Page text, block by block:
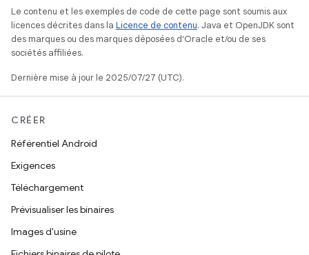
Le contenu et les exemples de code de cette page sont soumis aux
licences décrites dans la Licence de contenu. Java et OpenJDK sont
des marques ou des marques déposées d'Oracle et/ou de ses
sociétés affiliées.
Dernière mise à jour le 2025/07/27 (UTC).
CRÉER
Référentiel Android
Exigences
Téléchargement
Prévisualiser les binaires
Images d'usine